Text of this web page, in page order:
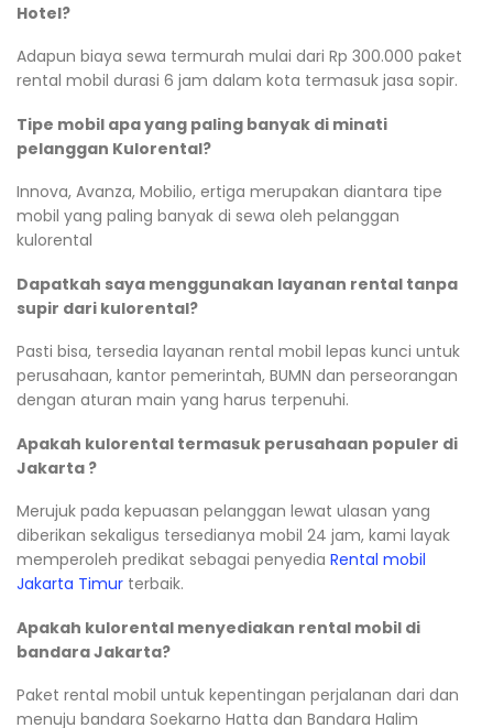
Hotel?
Adapun biaya sewa termurah mulai dari Rp 300.000 paket
rental mobil durasi 6 jam dalam kota termasuk jasa sopir.
Tipe mobil apa yang paling banyak di minati
pelanggan Kulorental?
Innova, Avanza, Mobilio, ertiga merupakan diantara tipe
mobil yang paling banyak di sewa oleh pelanggan
kulorental
Dapatkah saya menggunakan layanan rental tanpa
supir dari kulorental?
Pasti bisa, tersedia layanan rental mobil lepas kunci untuk
perusahaan, kantor pemerintah, BUMN dan perseorangan
dengan aturan main yang harus terpenuhi.
Apakah kulorental termasuk perusahaan populer di
Jakarta ?
Merujuk pada kepuasan pelanggan lewat ulasan yang
diberikan sekaligus tersedianya mobil 24 jam, kami layak
memperoleh predikat sebagai penyedia Rental mobil
Jakarta Timur terbaik.
Apakah kulorental menyediakan rental mobil di
bandara Jakarta?
Paket rental mobil untuk kepentingan perjalanan dari dan
menuju bandara Soekarno Hatta dan Bandara Halim